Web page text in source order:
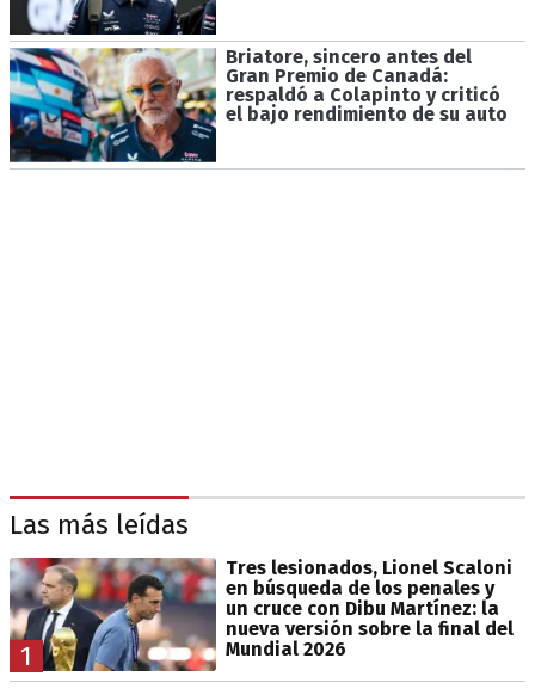
Briatore, sincero antes del
Gran Premio de Canadá:
respaldó a Colapinto y criticó
el bajo rendimiento de su auto
Las más leídas
1
Tres lesionados, Lionel Scaloni
en búsqueda de los penales y
un cruce con Dibu Martínez: la
nueva versión sobre la final del
Mundial 2026